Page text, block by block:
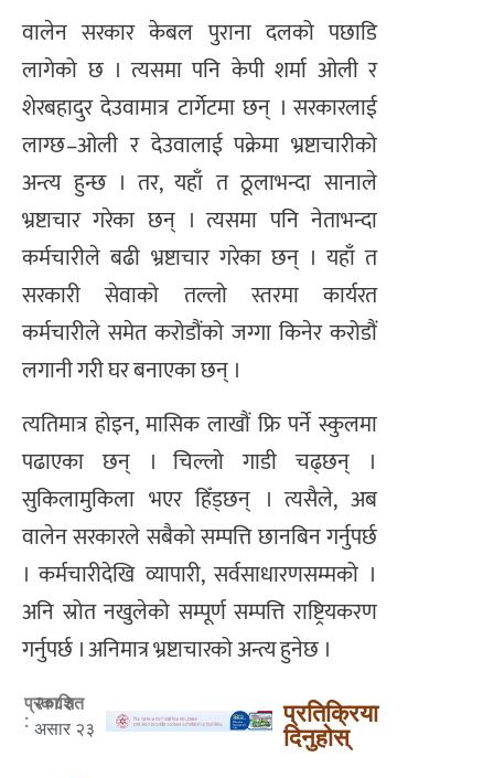
वालेन सरकार केबल पुराना दलको पछाडि
लागेको छ । त्यसमा पनि केपी शर्मा ओली र
शेरबहादुर देउवामात्र टार्गेटमा छन् । सरकारलाई
लाग्छ–ओली र देउवालाई पक्रेमा भ्रष्टाचारीको
अन्त्य हुन्छ । तर, यहाँ त ठूलाभन्दा सानाले
भ्रष्टाचार गरेका छन् । त्यसमा पनि नेताभन्दा
कर्मचारीले बढी भ्रष्टाचार गरेका छन् । यहाँ त
सरकारी सेवाको तल्लो स्तरमा कार्यरत
कर्मचारीले समेत करोडौंको जग्गा किनेर करोडौं
लगानी गरी घर बनाएका छन् ।
त्यतिमात्र होइन, मासिक लाखौं फ्रि पर्ने स्कुलमा
पढाएका छन् । चिल्लो गाडी चढ्छन् ।
सुकिलामुकिला भएर हिँड्छन् । त्यसैले, अब
वालेन सरकारले सबैको सम्पत्ति छानबिन गर्नुपर्छ
। कर्मचारीदेखि व्यापारी, सर्वसाधारणसम्मको ।
अनि स्रोत नखुलेको सम्पूर्ण सम्पत्ति राष्ट्रियकरण
गर्नुपर्छ । अनिमात्र भ्रष्टाचारको अन्त्य हुनेछ ।
प्रकाशित
:
२०८३
असार २३
प्रतिक्रिया
दिनुहोस्